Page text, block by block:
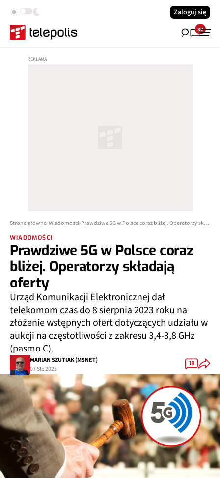
Zaloguj się
32
Strona główna Wiadomości Prawdziwe 5G w Polsce coraz bliżej. Operatorzy składają oferty
WIADOMOŚCI
Prawdziwe 5G w Polsce coraz
bliżej. Operatorzy składają
oferty
Urząd Komunikacji Elektronicznej dał
telekomom czas do 8 sierpnia 2023 roku na
złożenie wstępnych ofert dotyczących udziału w
aukcji na częstotliwości z zakresu 3,4-3,8 GHz
(pasmo C).
MARIAN SZUTIAK (MSNET)
07 SIE 2023
18